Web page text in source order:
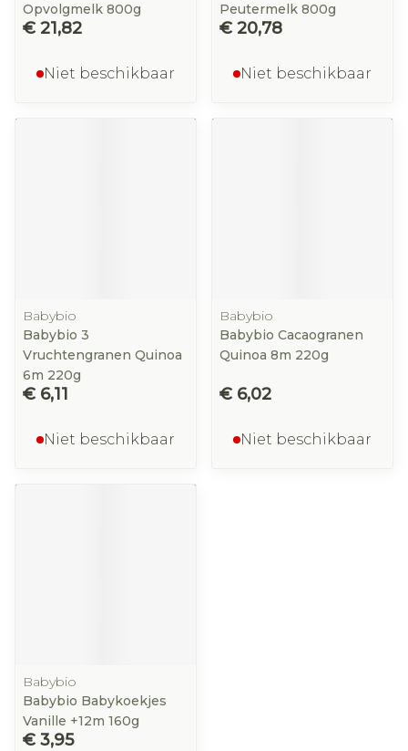
Opvolgmelk 800g
€ 21,82
Niet beschikbaar
Peutermelk 800g
€ 20,78
Niet beschikbaar
Babybio
Babybio 3
Vruchtengranen Quinoa
6m 220g
€ 6,11
Niet beschikbaar
Babybio
Babybio Cacaogranen
Quinoa 8m 220g
€ 6,02
Niet beschikbaar
Babybio
Babybio Babykoekjes
Vanille +12m 160g
€ 3,95